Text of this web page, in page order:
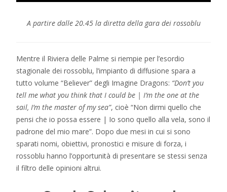
A partire dalle 20.45 la diretta della gara dei rossoblu
Mentre il Riviera delle Palme si riempie per l’esordio
stagionale dei rossoblu, l’impianto di diffusione spara a
tutto volume “Believer” degli Imagine Dragons: “Don’t you
tell me what you think that I could be | I’m the one at the
sail, I’m the master of my sea”, cioè “Non dirmi quello che
pensi che io possa essere | Io sono quello alla vela, sono il
padrone del mio mare”. Dopo due mesi in cui si sono
sparati nomi, obiettivi, pronostici e misure di forza, i
rossoblu hanno l’opportunità di presentare se stessi senza
il filtro delle opinioni altrui.